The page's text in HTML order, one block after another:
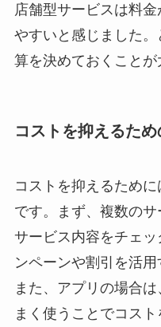
店舗型サービスは料
やすいと感じました
算を決めておくことが
コストを抑えるた
コストを抑えるため
です。まず、複数の
サービス内容をチェ
ンペーンや割引を活用
また、アプリの場合
まく使うことでコス